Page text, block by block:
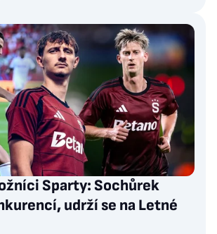
Sparty: Sochůrek
udrží se na Letné